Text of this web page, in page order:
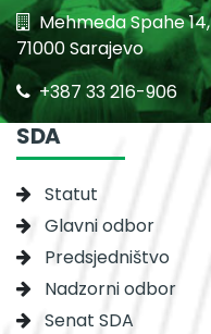
Mehmeda Spahe 14,
71000 Sarajevo
+387 33 216-906
SDA
Statut
Glavni odbor
Predsjedništvo
Nadzorni odbor
Senat SDA